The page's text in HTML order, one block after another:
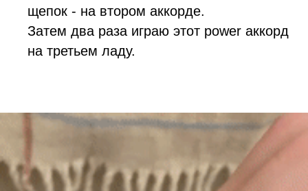
щепок - на втором аккорде.
Затем два раза играю этот power аккорд
на третьем ладу.